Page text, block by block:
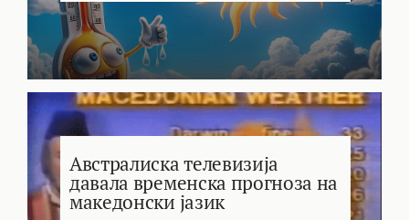
Австралиска телевизија
давала временска прогноза на
македонски јазик